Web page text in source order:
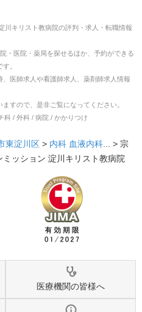
川キリスト教病院の評判・求人・転職情報
・医院・薬局を探せるほか、予約ができる
。
医師求人や看護師求人、薬剤師求人情報
すので、是非ご覧になってください。
科 / 外科 / 病院 / かかりつけ
東淀川区 > 内科 血液内科... > 宗
ッション 淀川キリスト教病院
医療機関の皆様へ